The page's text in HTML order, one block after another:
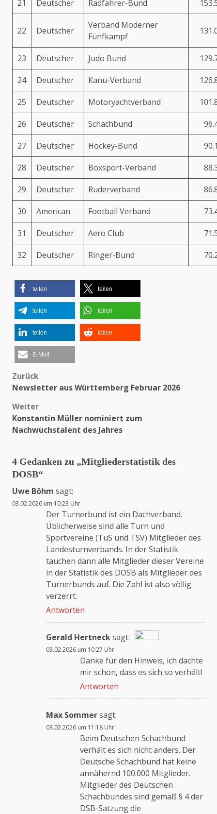
21 Deutscher Radfahrer-Bund
22 Deutscher
Verband Moderner
Fünfkampf
23 Deutscher Judo Bund
24 Deutscher Kanu-Verband
25 Deutscher Motoryachtverband
26 Deutscher Schachbund
27 Deutscher Hockey-Bund
28 Deutscher Boxsport-Verband
29 Deutscher Ruderverband
30 American Football Verband
31 Deutscher Aero Club
32 Deutscher Ringer-Bund
teilen teilen
teilen teilen
teilen teilen
E-Mail
Beitragsnavigation
Zurück
Newsletter aus Württemberg Februar 2026
Weiter
Konstantin Müller nominiert zum
Nachwuchstalent des Jahres
4 Gedanken zu „Mitgliederstatistik des
DOSB“
Uwe Böhm sagt:
03.02.2026 um 10:23 Uhr
Der Turnerbund ist ein Dachverband.
Üblicherweise sind alle Turn und
Sportvereine (TuS und TSV) Mitglieder des
Landesturnverbands. In der Statistik
tauchen dann alle Mitglieder dieser Vereine
in der Statistik des DOSB als Mitglieder des
Turnerbunds auf. Die Zahl ist also völlig
verzerrt.
Antworten
Gerald Hertnecksagt:
Das „Echte-Person“-Abzeichen!
Anti-Spam von CleanTalk
03.02.2026 um 10:27 Uhr
Danke für den Hinweis, ich dachte
mir schon, dass es sich so verhält!
Antworten
Max Sommersagt:
03.02.2026 um 11:18 Uhr
Beim Deutschen Schachbund
verhält es sich nicht anders. Der
Deutsche Schachbund hat keine
annähernd 100.000 Mitglieder.
Mitglieder des Deutschen
Schachbundes sind gemäß § 4 der
DSB-Satzung die